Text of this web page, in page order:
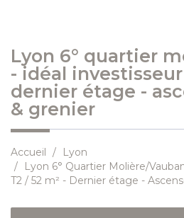
lyon 6° quartier molière/vauban
- idéal
dernier étage -
& grenier
Accueil
Lyon
Lyon 6° Quartier Molière/
T2 / 52 m² - Dernier étage -